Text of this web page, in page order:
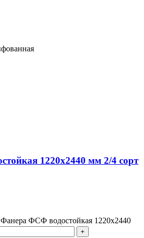
1220х2440 мм 2/4 сорт
Фанера ФСФ водостойкая 1220х2440